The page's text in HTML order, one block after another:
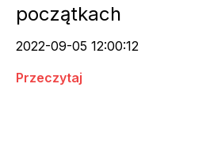
początkach
2022-09-05 12:00:12
Przeczytaj